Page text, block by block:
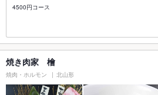
4500円コース
焼き肉家 檜
焼肉・ホルモン 北山形